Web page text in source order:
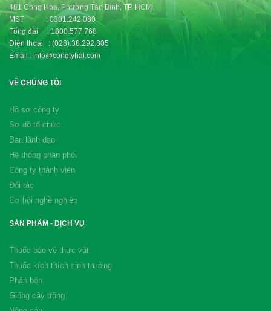
481 Cộng Hòa, Phường Tân Bình, TP. HCM
MST : 0301.242.080
Tổng đài : 1800.577.768
Điện thoại : (028).38.292.805
Email : info@congtyhai.com
VỀ CHÚNG TÔI
Hồ sơ công ty
Sơ đồ tổ chức
Ban lãnh đạo
Hệ thống phân phối
Công ty thành viên
Đối tác
Cơ hội nghề nghiệp
SẢN PHẨM - DỊCH VỤ
Thuốc bảo vệ thực vật
Thuốc kích thích sinh trưởng
Phân bón
Giống cây trồng